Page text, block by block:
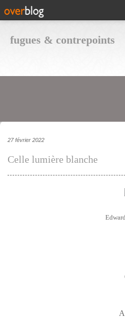
fugues & contrepoints
27 février 2022
Celle lumière blanche